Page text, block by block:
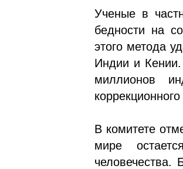
Ученые в
бедности на
этого метода
Индии и Кении.
миллионов
В комитете
мире
человечества.